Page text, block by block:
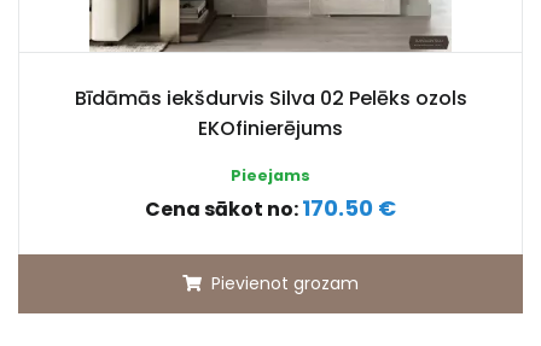
Bīdāmās iekšdurvis Silva 02 Pelēks ozols
EKOfinierējums
Pieejams
Cena sākot no:170.50 €
Pievienot grozam